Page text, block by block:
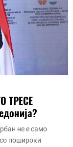
ТРЕСЕ
не е само
пошироки